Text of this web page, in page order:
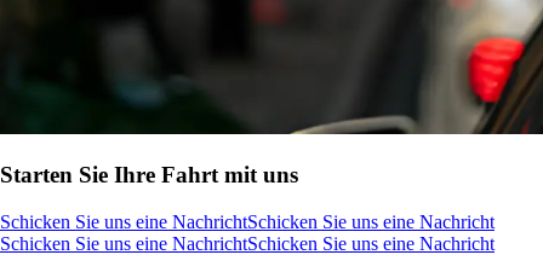
Starten Sie Ihre Fahrt mit uns
Schicken Sie uns eine NachrichtSchicken Sie uns eine Nachricht
Schicken Sie uns eine NachrichtSchicken Sie uns eine Nachricht